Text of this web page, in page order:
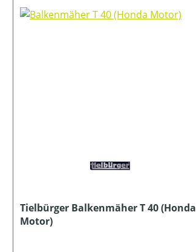
Tielbürger Balkenmäher T 40 (Honda
Motor)